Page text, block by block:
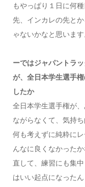
もやっぱり１日に何
先、インカレの先と
ゃないかなと思います
ーではジャパントラ
が、全日本学生選手
したか
全日本学生選手権が
ながらなくて、気持
何も考えずに純粋に
んなに良くなかった
直して、練習にも集
はいい起点になった